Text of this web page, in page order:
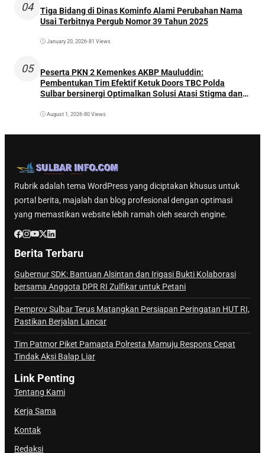
04
Tiga Bidang di Dinas Kominfo Alami Perubahan Nama
Usai Terbitnya Pergub Nomor 39 Tahun 2025
January 20, 2026•81 Views
05
Peserta PKN 2 Kemenkes AKBP Mauluddin:
Pembentukan Tim Efektif Ketuk Doors TBC Polda
Sulbar bersinergi Optimalkan Solusi Atasi Stigma dan
August 1, 2026•80 Views
Rubrik adalah tema WordPress yang diciptakan khusus untuk
portal berita, majalah dan blog profesional dengan optimasi
yang memastikan website lebih ramah oleh search engine.
Berita Terbaru
Gubernur SDK: Bantuan Alsintan dan Irigasi Bukti Kolaborasi
bersama Anggota DPR RI Zulfikar untuk Petani
Pemprov Sulbar Terus Matangkan Persiapan Peringatan HUT RI,
Pastikan Berjalan Lancar
Tim Patmor Piket Pamapta Polresta Mamuju Respons Cepat
Tindak Aksi Balap Liar
Link Penting
Tentang Kami
Kerja Sama
Kontak
Redaksi